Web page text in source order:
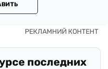
последних